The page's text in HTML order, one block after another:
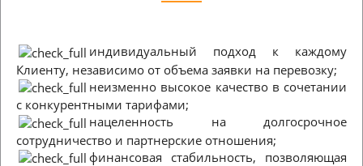
индивидуальный подход к каждому
Клиенту, независимо от объема заявки на перевозку;
неизменно высокое качество в сочетании
с конкурентными тарифами;
нацеленность на долгосрочное
сотрудничество и партнерские отношения;
финансовая стабильность, позволяющая